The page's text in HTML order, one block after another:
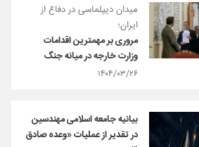
میدان دیپلماسی در دفاع از
ایران؛
مروری بر مهمترین اقدامات
وزارت خارجه در میانه جنگ
۱۴۰۴/۰۳/۲۶
بیانیه جامعه اسلامی مهندسین
در تقدیر از عملیات «وعده صادق